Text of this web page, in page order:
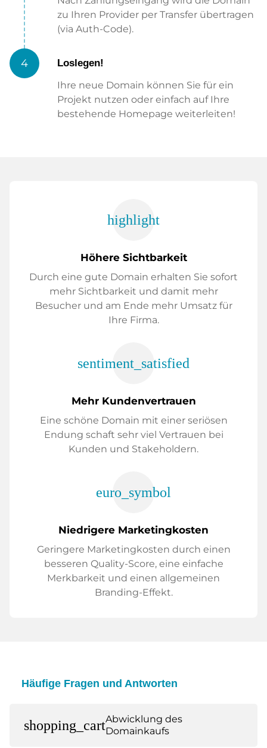
zu Ihren Provider per Transfer übertragen
(via Auth-Code).
4
Loslegen!
Ihre neue Domain können Sie für ein
Projekt nutzen oder einfach auf Ihre
bestehende Homepage weiterleiten!
highlight
Höhere Sichtbarkeit
Durch eine gute Domain erhalten Sie sofort
mehr Sichtbarkeit und damit mehr
Besucher und am Ende mehr Umsatz für
Ihre Firma.
sentiment_satisfied
Mehr Kundenvertrauen
Eine schöne Domain mit einer seriösen
Endung schaft sehr viel Vertrauen bei
Kunden und Stakeholdern.
euro_symbol
Niedrigere Marketingkosten
Geringere Marketingkosten durch einen
besseren Quality-Score, eine einfache
Merkbarkeit und einen allgemeinen
Branding-Effekt.
Häufige Fragen und Antworten
shopping_cartAbwicklung des
Domainkaufs